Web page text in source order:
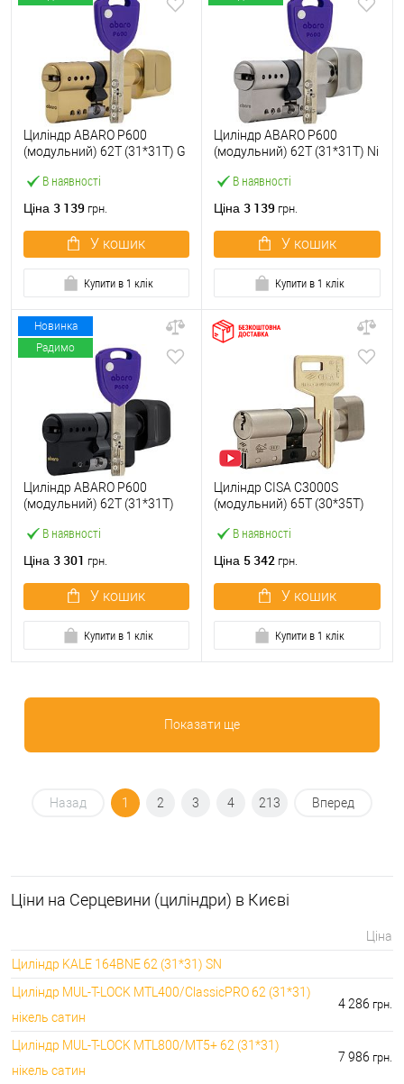
В наявності
Циліндр ABARO P600
(модульний) 62T (31*31T) G
Ціна 3 139 грн.
У кошик
Купити в 1 клік
В наявності
Циліндр ABARO P600
(модульний) 62T (31*31T) Ni
Ціна 3 139 грн.
У кошик
Купити в 1 клік
Новинка
Радимо
В наявності
Циліндр ABARO P600
(модульний) 62T (31*31T)
Ціна 3 301 грн.
У кошик
Купити в 1 клік
В наявності
Циліндр CISA C3000S
(модульний) 65T (30*35T)
Ціна 5 342 грн.
У кошик
Купити в 1 клік
Показати ще
Назад 1 2 3 4 213 Вперед
Ціни на Серцевини (циліндри) в Києві
Ціна
Циліндр KALE 164BNE 62 (31*31) SN
Циліндр MUL-T-LOCK MTL400/ClassicPRO 62 (31*31)
нікель сатин
4 286 грн.
Циліндр MUL-T-LOCK MTL800/MT5+ 62 (31*31)
нікель сатин
7 986 грн.